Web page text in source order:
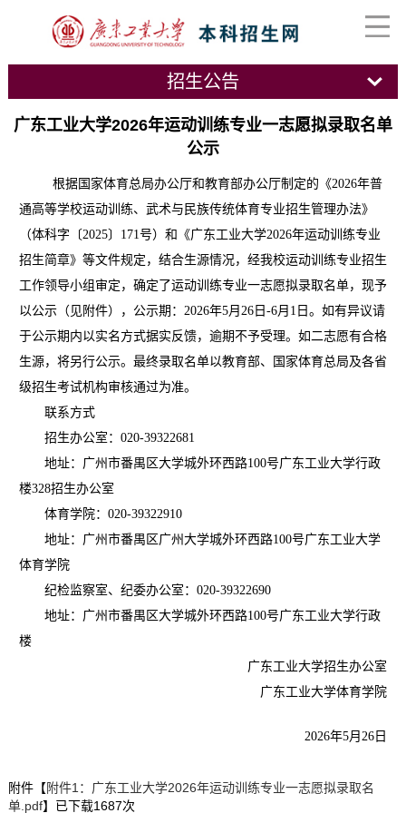
招生公告
广东工业大学2026年运动训练专业一志愿拟录取名单
公示
根据国家体育总局办公厅和教育部办公厅制定的《2026年普
通高等学校运动训练、武术与民族传统体育专业招生管理办法》
（体科字〔2025〕 171号）和《广东工业大学2026年运动训练专业
招生简章》等文件规定，结合生源情况，经我校运动训练专业招生
工作领导小组审定，确定了运动训练专业一志愿拟录取名单，现予
以公示（见附件），公示期： 2026年5月26日-6月 1 日。如有异议请
于公示期内以实名方式据实反馈，逾期不予受理。如二志愿有合格
生源，将另行公示。最终录取名单以教育部、国家体育总局及各省
级招生考试机构审核通过为准。
联系方式
招生办公室： 020-39322681
地址：广州市番禺区大学城外环西路100号广东工业大学行政
楼328招生办公室
体育学院： 020-39322910
地址：广州市番禺区广州大学城外环西路100号广东工业大学
体育学院
纪检监察室、纪委办公室： 020-39322690
地址：广州市番禺区大学城外环西路100号广东工业大学行政
楼
广东工业大学招生办公室
广东工业大学体育学院
2026年5月26日
附件【附件1：广东工业大学2026年运动训练专业一志愿拟录取名
单.pdf】已下载1687次